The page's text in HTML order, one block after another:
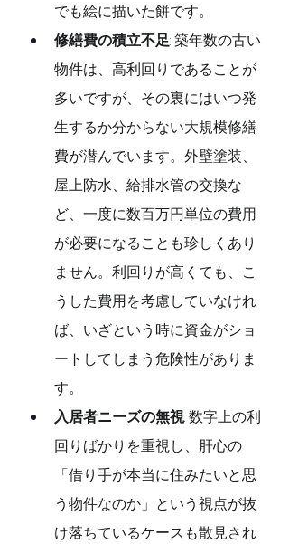
でも絵に描いた餅です。
修繕費の積立不足: 築年数の古い
物件は、高利回りであることが
多いですが、その裏にはいつ発
生するか分からない大規模修繕
費が潜んでいます。外壁塗装、
屋上防水、給排水管の交換な
ど、一度に数百万円単位の費用
が必要になることも珍しくあり
ません。利回りが高くても、こ
うした費用を考慮していなけれ
ば、いざという時に資金がショ
ートしてしまう危険性がありま
す。
入居者ニーズの無視: 数字上の利
回りばかりを重視し、肝心の
「借り手が本当に住みたいと思
う物件なのか」という視点が抜
け落ちているケースも散見され